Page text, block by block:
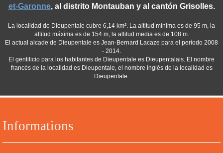
Informations
et-Garonne, al distrito Montauban y al cantón Grisolles.
La localidad de Dieupentale cubre 6,14 km². La altitud mínima es de 95 m, la
altitud máxima es de 154 m, la altitud media es de 108 m.
El actual alcade de Dieupentale es Jean-Bernard Lacaze para el período 2008
- 2014.
El gentilicio para los habitantes de Dieupentale es Dieupentalais. El nombre
francés de la localidad es Dieupentale, el nombre inglés de la localidad es
Dieupentale.